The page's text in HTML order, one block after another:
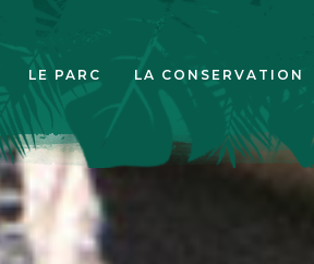
LE PARC LA CONSERVATION